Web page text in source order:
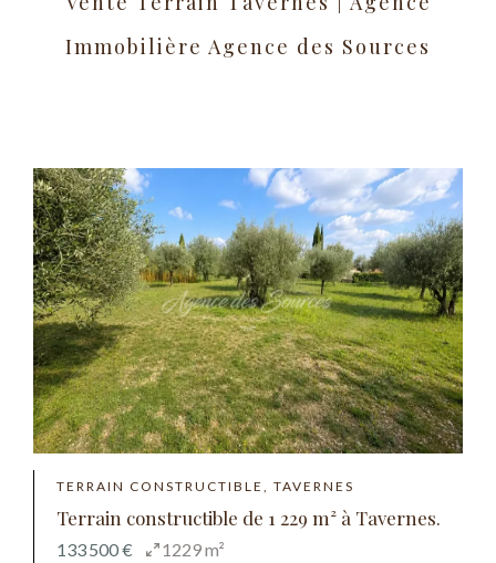
Immobilière Agence des Sources
TERRAIN CONSTRUCTIBLE, TAVERNES
Terrain constructible de 1 229 m² à Tavernes.
133 500 € 1229 m²